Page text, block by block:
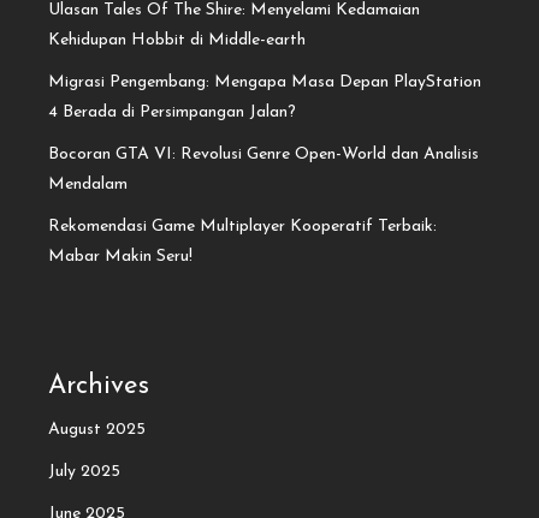
Ulasan Tales Of The Shire: Menyelami Kedamaian
Kehidupan Hobbit di Middle-earth
Migrasi Pengembang: Mengapa Masa Depan PlayStation
4 Berada di Persimpangan Jalan?
Bocoran GTA VI: Revolusi Genre Open-World dan Analisis
Mendalam
Rekomendasi Game Multiplayer Kooperatif Terbaik:
Mabar Makin Seru!
Archives
August 2025
July 2025
June 2025